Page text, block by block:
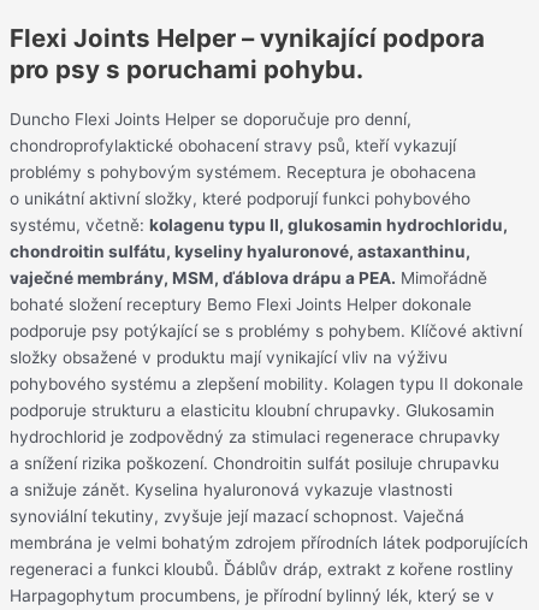
Flexi Joints Helper – vynikající podpora
pro psy s poruchami pohybu.
Duncho Flexi Joints Helper se doporučuje pro denní,
chondroprofylaktické obohacení stravy psů, kteří vykazují
problémy s pohybovým systémem. Receptura je obohacena
o unikátní aktivní složky, které podporují funkci pohybového
systému, včetně: kolagenu typu II, glukosamin hydrochloridu,
chondroitin sulfátu, kyseliny hyaluronové, astaxanthinu,
vaječné membrány, MSM, ďáblova drápu a PEA. Mimořádně
bohaté složení receptury Bemo Flexi Joints Helper dokonale
podporuje psy potýkající se s problémy s pohybem. Klíčové aktivní
složky obsažené v produktu mají vynikající vliv na výživu
pohybového systému a zlepšení mobility. Kolagen typu II dokonale
podporuje strukturu a elasticitu kloubní chrupavky. Glukosamin
hydrochlorid je zodpovědný za stimulaci regenerace chrupavky
a snížení rizika poškození. Chondroitin sulfát posiluje chrupavku
a snižuje zánět. Kyselina hyaluronová vykazuje vlastnosti
synoviální tekutiny, zvyšuje její mazací schopnost. Vaječná
membrána je velmi bohatým zdrojem přírodních látek podporujících
regeneraci a funkci kloubů. Ďáblův dráp, extrakt z kořene rostliny
Harpagophytum procumbens, je přírodní bylinný lék, který se v